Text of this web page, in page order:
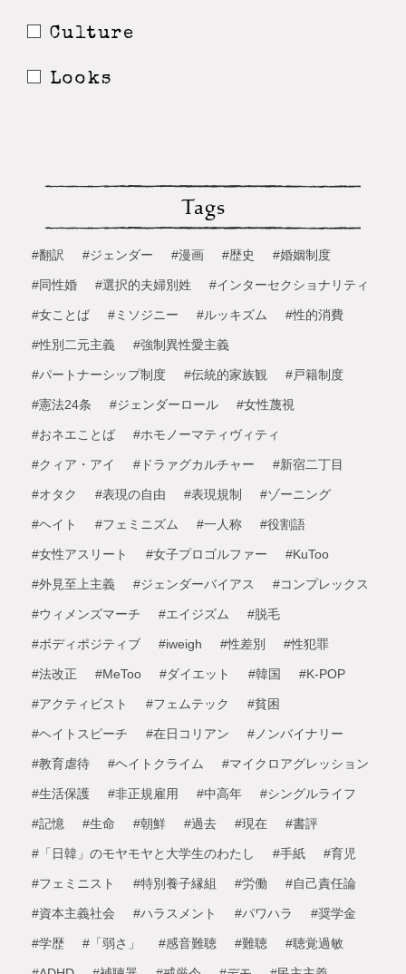
Culture
Looks
Tags
#翻訳 #ジェンダー #漫画 #歴史 #婚姻制度
#同性婚 #選択的夫婦別姓 #インターセクショナリティ
#女ことば #ミソジニー #ルッキズム #性的消費
#性別二元主義 #強制異性愛主義
#パートナーシップ制度 #伝統的家族観 #戸籍制度
#憲法24条 #ジェンダーロール #女性蔑視
#おネエことば #ホモノーマティヴィティ
#クィア・アイ #ドラァグカルチャー #新宿二丁目
#オタク #表現の自由 #表現規制 #ゾーニング
#ヘイト #フェミニズム #一人称 #役割語
#女性アスリート #女子プロゴルファー #KuToo
#外見至上主義 #ジェンダーバイアス #コンプレックス
#ウィメンズマーチ #エイジズム #脱毛
#ボディポジティブ #iweigh #性差別 #性犯罪
#法改正 #MeToo #ダイエット #韓国 #K-POP
#アクティビスト #フェムテック #貧困
#ヘイトスピーチ #在日コリアン #ノンバイナリー
#教育虐待 #ヘイトクライム #マイクロアグレッション
#生活保護 #非正規雇用 #中高年 #シングルライフ
#記憶 #生命 #朝鮮 #過去 #現在 #書評
#「日韓」のモヤモヤと大学生のわたし #手紙 #育児
#フェミニスト #特別養子縁組 #労働 #自己責任論
#資本主義社会 #ハラスメント #パワハラ #奨学金
#学歴 #「弱さ」 #感音難聴 #難聴 #聴覚過敏